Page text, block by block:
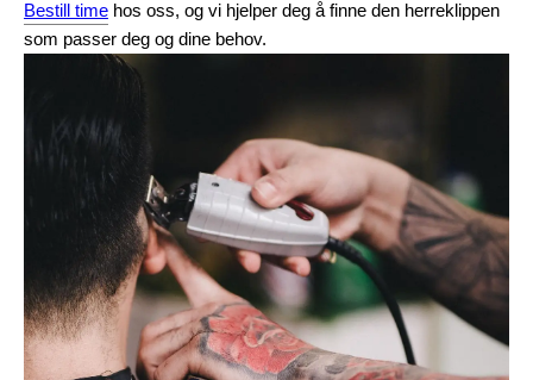
Bestill time hos oss, og vi hjelper deg å finne den herreklippen
som passer deg og dine behov.